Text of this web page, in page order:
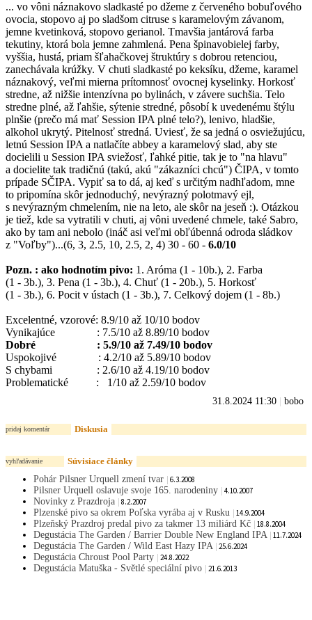
... vo vôni náznakovo sladkasté po džeme z červeného bobuľového
ovocia, stopovo aj po sladšom citruse s karamelovým závanom,
jemne kvetinková, stopovo gerianol. Tmavšia jantárová farba
tekutiny, ktorá bola jemne zahmlená. Pena špinavobielej farby,
vyššia, hustá, priam šľahačkovej štruktúry s dobrou retenciou,
zanechávala krúžky. V chuti sladkasté po keksíku, džeme, karamel
náznakový, veľmi mierna prítomnosť ovocnej kyselinky. Horkosť
stredne, až nižšie intenzívna po bylinách, v závere suchšia. Telo
stredne plné, až ľahšie, sýtenie stredné, pôsobí k uvedenému štýlu
plnšie (prečo má mať Session IPA plné telo?), lenivo, hladšie,
alkohol ukrytý. Pitelnosť stredná. Uviesť, že sa jedná o osviežujúcu,
letnú Session IPA a natlačíte abbey a karamelový slad, aby ste
docielili u Session IPA sviežosť, ľahké pitie, tak je to "na hlavu"
a docielite tak tradičnú (takú, akú "zákazníci chcú") ČIPA, v tomto
prípade SČIPA. Vypiť sa to dá, aj keď s určitým nadhľadom, mne
to pripomína skôr jednoduchý, nevýrazný polotmavý ejl,
s nevýrazným chmelením, nie na leto, ale skôr na jeseň :). Otázkou
je tiež, kde sa vytratili v chuti, aj vôni uvedené chmele, také Sabro,
ako by tam ani nebolo (ináč asi veľmi obľúbenná odroda sládkov
z "Voľby")...(6, 3, 2.5, 10, 2.5, 2, 4) 30 - 60 - 6.0/10
Pozn. : ako hodnotím pivo: 1. Aróma (1 - 10b.), 2. Farba
(1 - 3b.), 3. Pena (1 - 3b.), 4. Chuť (1 - 20b.), 5. Horkosť
(1 - 3b.), 6. Pocit v ústach (1 - 3b.), 7. Celkový dojem (1 - 8b.)
Excelentné, vzorové: 8.9/10 až 10/10 bodov
Vynikajúce : 7.5/10 až 8.89/10 bodov
Dobré : 5.9/10 až 7.49/10 bodov
Uspokojivé : 4.2/10 až 5.89/10 bodov
S chybami : 2.6/10 až 4.19/10 bodov
Problematické : 1/10 až 2.59/10 bodov
31.8.2024 11:30 bobo
pridaj komentár Diskusia
vyhľadávanie
Súvisiace články
Pohár Pilsner Urquell zmení tvar
6.3.2008
Pilsner Urquell oslavuje svoje 165. narodeniny 4.10.2007
Novinky z Prazdroja 8.2.2007
Plzenské pivo sa okrem Poľska vyrába aj v Rusku 14.9.2004
Plzeňský Prazdroj predal pivo za takmer 13 miliárd Kč 18.8.2004
Degustácia The Garden / Barrier Double New England IPA 11.7.2024
Degustácia The Garden / Wild East Hazy IPA 25.6.2024
Degustácia Chroust Pool Party 24.8.2022
Degustácia Matuška - Světlé speciální pivo 21.6.2013